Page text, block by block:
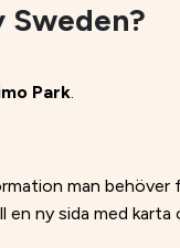
Sweden?
Park.
man behöver
en ny sida med